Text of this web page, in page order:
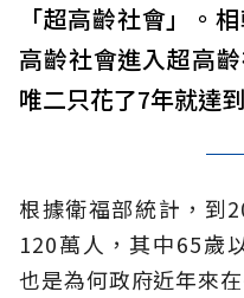
「超高齡社會」。
高齡社會進入超高
唯二只花了7年就達
根據衛福部統計，到
120萬人，其中65歲
也是為何政府近年來